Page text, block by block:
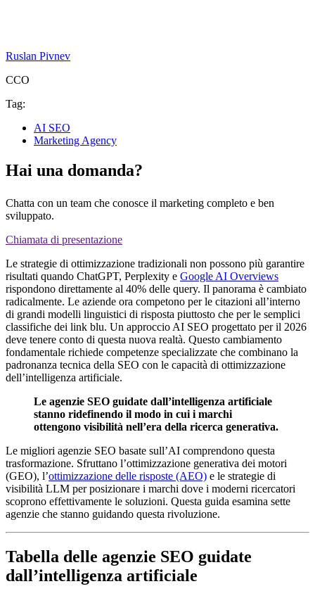
Ruslan Pivnev
CCO
Tag:
AI SEO
Marketing Agency
Hai una domanda?
Chatta con un team che conosce il marketing completo e ben
sviluppato.
Chiamata di presentazione
Le strategie di ottimizzazione tradizionali non possono più garantire
risultati quando ChatGPT, Perplexity e Google AI Overviews
rispondono direttamente al 40% delle query. Il panorama è cambiato
radicalmente. Le aziende ora competono per le citazioni all’interno
di grandi modelli linguistici di risposta piuttosto che per le semplici
classifiche dei link blu. Un approccio AI SEO progettato per il 2026
deve tenere conto di questa nuova realtà. Questo cambiamento
fondamentale richiede competenze specializzate che combinano la
padronanza tecnica della SEO con le capacità di ottimizzazione
dell’intelligenza artificiale.
Le agenzie SEO guidate dall’intelligenza artificiale
stanno ridefinendo il modo in cui i marchi
ottengono visibilità nell’era della ricerca generativa.
Le migliori agenzie SEO basate sull’AI comprendono questa
trasformazione. Sfruttano l’ottimizzazione generativa dei motori
(GEO), l’ottimizzazione delle risposte (AEO) e le strategie di
visibilità LLM per posizionare i marchi dove i moderni ricercatori
scoprono effettivamente le soluzioni. Questa guida esamina sette
agenzie che stanno guidando questa rivoluzione.
Tabella delle agenzie SEO guidate
dall’intelligenza artificiale